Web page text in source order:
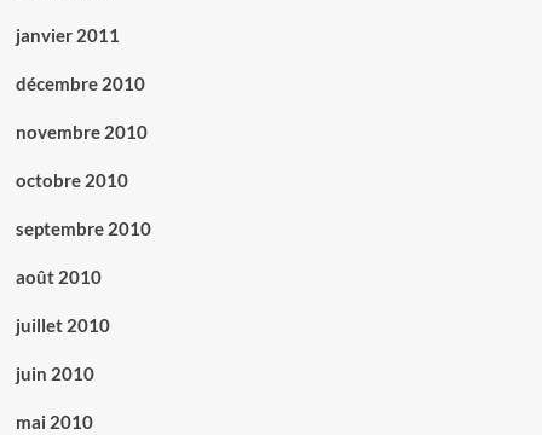
janvier 2011
décembre 2010
novembre 2010
octobre 2010
septembre 2010
août 2010
juillet 2010
juin 2010
mai 2010